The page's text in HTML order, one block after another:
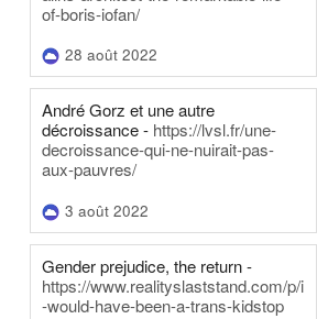
of-boris-iofan/
28 août 2022
André Gorz et une autre
décroissance - https://lvsl.fr/une-
decroissance-qui-ne-nuirait-pas-
aux-pauvres/
3 août 2022
Gender prejudice, the return -
https://www.realityslaststand.com/p/i
-would-have-been-a-trans-kidstop